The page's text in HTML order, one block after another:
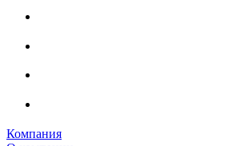
Компания